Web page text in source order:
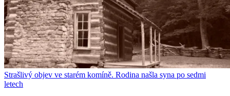
Strašlivý objev ve starém komíně. Rodina našla syna po sedmi
letech